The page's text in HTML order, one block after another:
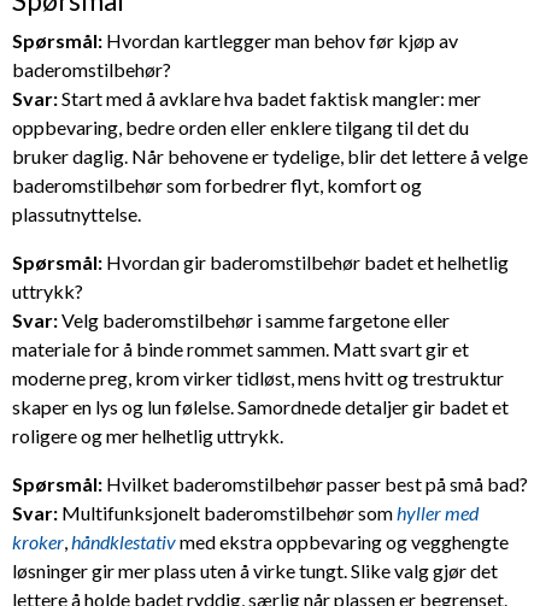
Spørsmål: Hvordan kartlegger man behov før kjøp av
baderomstilbehør?
Svar:Start med å avklare hva badet faktisk mangler: mer
oppbevaring, bedre orden eller enklere tilgang til det du
bruker daglig. Når behovene er tydelige, blir det lettere å velge
baderomstilbehør som forbedrer flyt, komfort og
plassutnyttelse.
Spørsmål: Hvordan gir baderomstilbehør badet et helhetlig
uttrykk?
Svar:Velg baderomstilbehør i samme fargetone eller
materiale for å binde rommet sammen. Matt svart gir et
moderne preg, krom virker tidløst, mens hvitt og trestruktur
skaper en lys og lun følelse. Samordnede detaljer gir badet et
roligere og mer helhetlig uttrykk.
Spørsmål: Hvilket baderomstilbehør passer best på små bad?
Svar: Multifunksjonelt baderomstilbehør somhyller med
kroker,håndklestativmed ekstra oppbevaring og vegghengte
løsninger gir mer plass uten å virke tungt. Slike valg gjør det
lettere å holde badet ryddig, særlig når plassen er begrenset.